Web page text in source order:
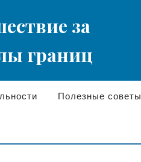
за
границ
Полезные советы